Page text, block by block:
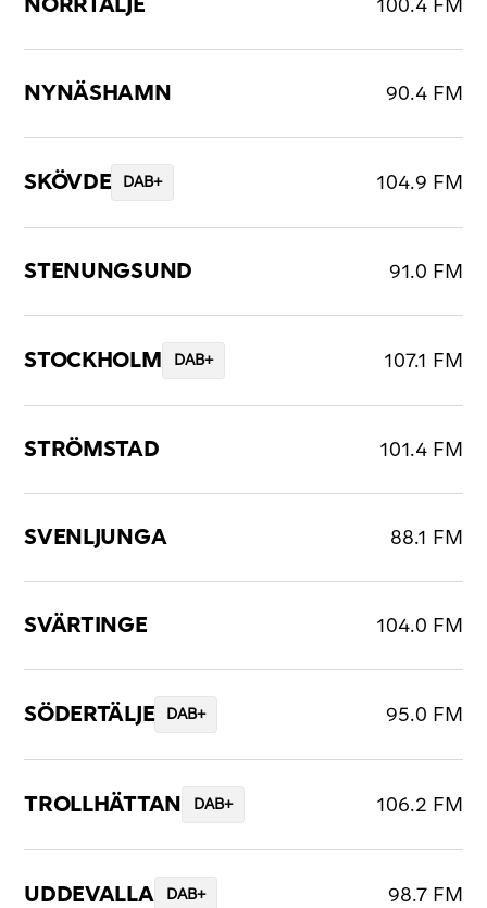
NORRTÄLJE 100.4 FM
NYNÄSHAMN 90.4 FM
SKÖVDE DAB+ 104.9 FM
STENUNGSUND 91.0 FM
STOCKHOLM DAB+ 107.1 FM
STRÖMSTAD 101.4 FM
SVENLJUNGA 88.1 FM
SVÄRTINGE 104.0 FM
SÖDERTÄLJE DAB+ 95.0 FM
TROLLHÄTTAN DAB+ 106.2 FM
UDDEVALLA DAB+ 98.7 FM